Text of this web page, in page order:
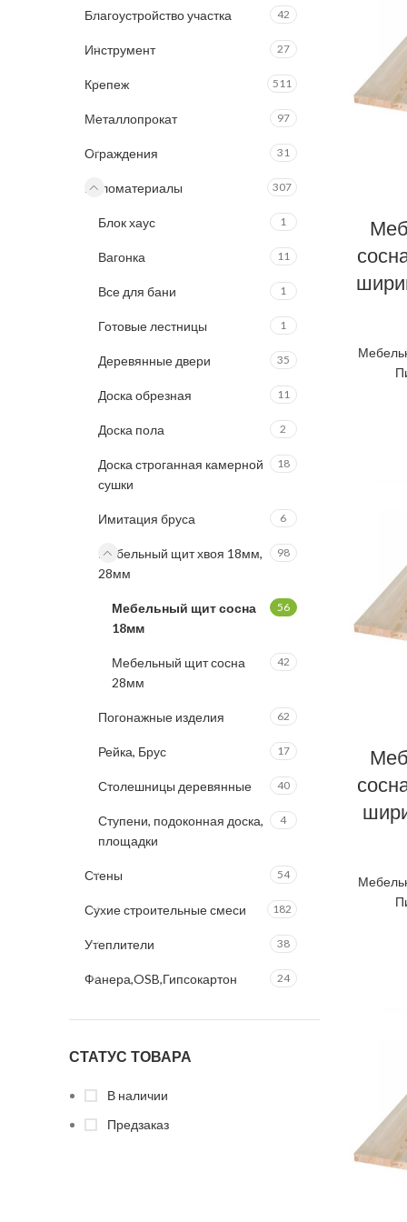
Благоустройство участка 42
Инструмент 27
Крепеж 511
Металлопрокат 97
Ограждения 31
Пиломатериалы 307
Блок хаус 1
Вагонка 11
Все для бани 1
Готовые лестницы 1
Деревянные двери 35
Доска обрезная 11
Доска пола 2
Доска строганная камерной
сушки
18
Имитация бруса 6
Мебельный щит хвоя 18мм,
28мм
98
Мебельный щит сосна
18мм
56
Мебельный щит сосна
28мм
42
Погонажные изделия 62
Рейка, Брус 17
Столешницы деревянные 40
Ступени, подоконная доска,
площадки
4
Стены 54
Сухие строительные смеси 182
Утеплители 38
Фанера,OSB,Гипсокартон 24
СТАТУС ТОВАРА
В наличии
Предзаказ